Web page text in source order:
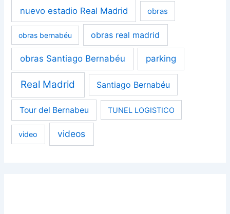
nuevo estadio Real Madrid obras
obras bernabéu obras real madrid
obras Santiago Bernabéu parking
Real Madrid Santiago Bernabéu
Tour del Bernabeu TUNEL LOGISTICO
video videos